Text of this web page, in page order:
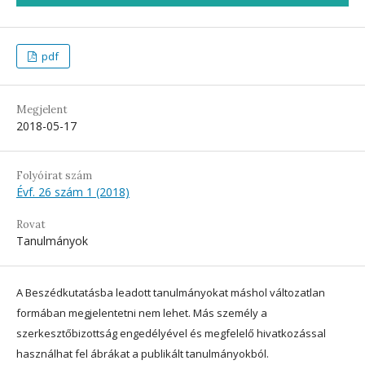
pdf
Megjelent
2018-05-17
Folyóirat szám
Évf. 26 szám 1 (2018)
Rovat
Tanulmányok
A Beszédkutatásba leadott tanulmányokat máshol változatlan
formában megjelentetni nem lehet. Más személy a
szerkesztőbizottság engedélyével és megfelelő hivatkozással
használhat fel ábrákat a publikált tanulmányokból.